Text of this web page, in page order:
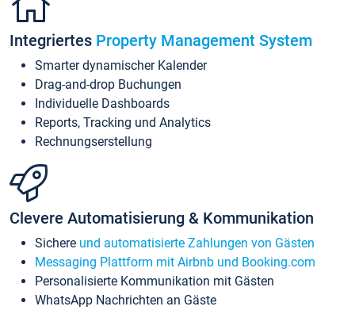
Integriertes Property Management System
Smarter dynamischer Kalender
Drag-and-drop Buchungen
Individuelle Dashboards
Reports, Tracking und Analytics
Rechnungserstellung
Clevere Automatisierung & Kommunikation
Sichere und automatisierte Zahlungen von Gästen
Messaging Plattform mit Airbnb und Booking.com
Personalisierte Kommunikation mit Gästen
WhatsApp Nachrichten an Gäste